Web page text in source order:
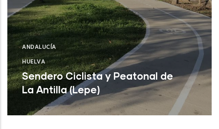
ANDALUCÍA
HUELVA
Sendero Ciclista y Peatonal de
La Antilla (Lepe)